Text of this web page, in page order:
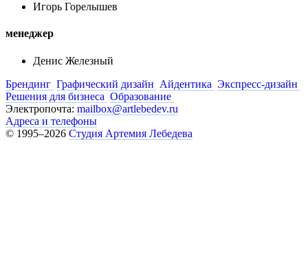
Игорь Горелышев
менеджер
Денис Железный
Брендинг Графический дизайн Айдентика Экспресс-дизайн
Решения для бизнеса Образование
Электропочта: mailbox@artlebedev.ru
Адреса и телефоны
© 1995–2026 Студия Артемия Лебедева